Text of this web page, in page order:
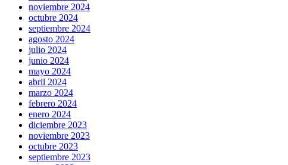
noviembre 2024
octubre 2024
septiembre 2024
agosto 2024
julio 2024
junio 2024
mayo 2024
abril 2024
marzo 2024
febrero 2024
enero 2024
diciembre 2023
noviembre 2023
octubre 2023
septiembre 2023